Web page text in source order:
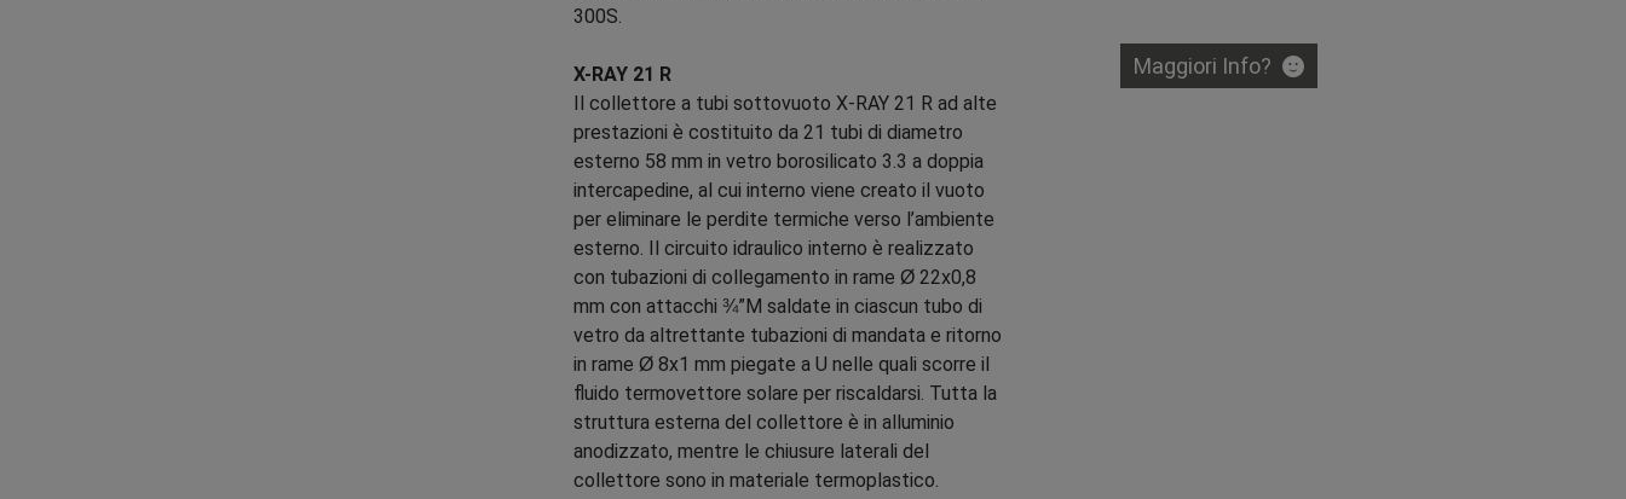
300S.
X-RAY 21 R
Il collettore a tubi sottovuoto X-RAY 21 R ad alte
prestazioni è costituito da 21 tubi di diametro
esterno 58 mm in vetro borosilicato 3.3 a doppia
intercapedine, al cui interno viene creato il vuoto
per eliminare le perdite termiche verso l’ambiente
esterno. Il circuito idraulico interno è realizzato
con tubazioni di collegamento in rame Ø 22x0,8
mm con attacchi ¾”M saldate in ciascun tubo di
vetro da altrettante tubazioni di mandata e ritorno
in rame Ø 8x1 mm piegate a U nelle quali scorre il
fluido termovettore solare per riscaldarsi. Tutta la
struttura esterna del collettore è in alluminio
anodizzato, mentre le chiusure laterali del
collettore sono in materiale termoplastico.
Maggiori Info?